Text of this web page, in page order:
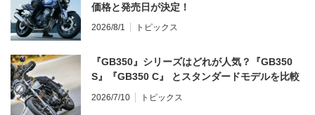
価格と発売日が決定！
2026/8/1 トピックス
『GB350』シリーズはどれが人気？『GB350
S』『GB350 C』 とスタンダードモデルを比較
2026/7/10 トピックス